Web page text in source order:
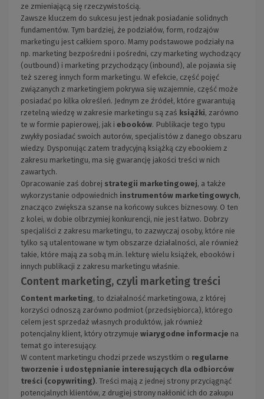
ze zmieniającą się rzeczywistością.
Zawsze kluczem do sukcesu jest jednak posiadanie solidnych
fundamentów. Tym bardziej, że podziałów, form, rodzajów
marketingu jest całkiem sporo. Mamy podstawowe podziały na
np. marketing bezpośredni i pośredni, czy marketing wychodzący
(outbound) i marketing przychodzący (inbound), ale pojawia się
też szereg innych form marketingu. W efekcie, część pojęć
związanych z marketingiem pokrywa się wzajemnie, część może
posiadać po kilka określeń. Jednym ze źródeł, które gwarantują
rzetelną wiedzę w zakresie marketingu są zaś książki, zarówno
te w formie papierowej, jak i ebooków. Publikacje tego typu
zwykły posiadać swoich autorów, specjalistów z danego obszaru
wiedzy. Dysponując zatem tradycyjną książką czy ebookiem z
zakresu marketingu, ma się gwarancję jakości treści w nich
zawartych.
Opracowanie zaś dobrej strategii marketingowej, a także
wykorzystanie odpowiednich instrumentów marketingowych,
znacząco zwiększa szanse na końcowy sukces biznesowy. O ten
z kolei, w dobie olbrzymiej konkurencji, nie jest łatwo. Dobrzy
specjaliści z zakresu marketingu, to zazwyczaj osoby, które nie
tylko są utalentowane w tym obszarze działalności, ale również
takie, które mają za sobą m.in. lekturę wielu książek, ebooków i
innych publikacji z zakresu marketingu właśnie.
Content marketing, czyli marketing treści
Content marketing, to działalność marketingowa, z której
korzyści odnoszą zarówno podmiot (przedsiębiorca), którego
celem jest sprzedaż własnych produktów, jak również
potencjalny klient, który otrzymuje wiarygodne informacje na
temat go interesujący.
W content marketingu chodzi przede wszystkim o regularne
tworzenie i udostępnianie interesujących dla odbiorców
treści (copywriting). Treści mają z jednej strony przyciągnąć
potencjalnych klientów, z drugiej strony nakłonić ich do zakupu